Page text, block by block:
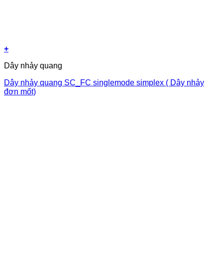
+
Dây nhảy quang
Dây nhảy quang SC_FC singlemode simplex ( Dây nhảy
đơn mốt)